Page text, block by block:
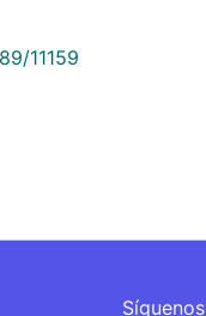
11159
Síguenos